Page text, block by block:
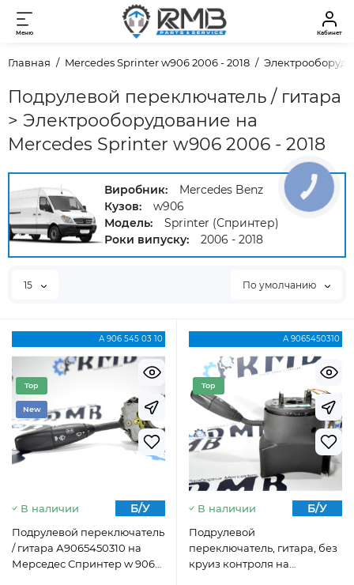
Меню Кабинет
Главная Mercedes Sprinter w906 2006 - 2018
Подрулевой переключатель / гитара
> Электрооборудование на
Mercedes Sprinter w906 2006 - 2018
Виробник:
Mercedes Benz
Кузов:
w906
Модель:
Sprinter (Спринтер)
Роки випуску:
2006 - 2018
15 По умолчанию
А 906 545 03 10
Top
New
В наличии Б/У
Подрулевой переключатель
/ гитара А9065450310 на
Мерседес Спринтер w 906
А 9065450310
Top
В наличии Б/У
Подрулевой
переключатель, гитара, без
круиз контроля на
КНОПКА
ЗВ'ЯЗКУ